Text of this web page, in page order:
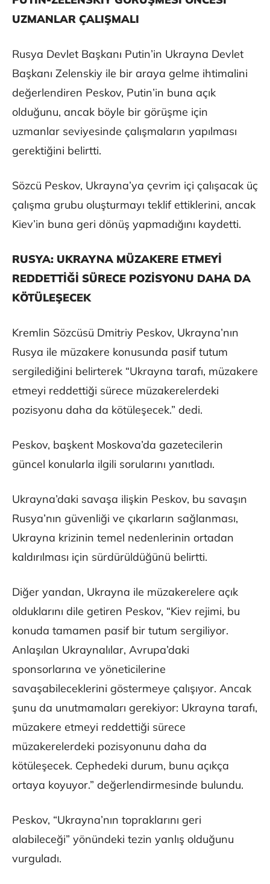
UZMANLAR ÇALIŞMALI
Rusya Devlet Başkanı Putin’in Ukrayna Devlet
Başkanı Zelenskiy ile bir araya gelme ihtimalini
değerlendiren Peskov, Putin’in buna açık
olduğunu, ancak böyle bir görüşme için
uzmanlar seviyesinde çalışmaların yapılması
gerektiğini belirtti.
Sözcü Peskov, Ukrayna’ya çevrim içi çalışacak üç
çalışma grubu oluşturmayı teklif ettiklerini, ancak
Kiev’in buna geri dönüş yapmadığını kaydetti.
RUSYA: UKRAYNA MÜZAKERE ETMEYİ
REDDETTİĞİ SÜRECE POZİSYONU DAHA DA
KÖTÜLEŞECEK
Kremlin Sözcüsü Dmitriy Peskov, Ukrayna’nın
Rusya ile müzakere konusunda pasif tutum
sergilediğini belirterek “Ukrayna tarafı, müzakere
etmeyi reddettiği sürece müzakerelerdeki
pozisyonu daha da kötüleşecek.” dedi.
Peskov, başkent Moskova’da gazetecilerin
güncel konularla ilgili sorularını yanıtladı.
Ukrayna’daki savaşa ilişkin Peskov, bu savaşın
Rusya’nın güvenliği ve çıkarların sağlanması,
Ukrayna krizinin temel nedenlerinin ortadan
kaldırılması için sürdürüldüğünü belirtti.
Diğer yandan, Ukrayna ile müzakerelere açık
olduklarını dile getiren Peskov, “Kiev rejimi, bu
konuda tamamen pasif bir tutum sergiliyor.
Anlaşılan Ukraynalılar, Avrupa’daki
sponsorlarına ve yöneticilerine
savaşabileceklerini göstermeye çalışıyor. Ancak
şunu da unutmamaları gerekiyor: Ukrayna tarafı,
müzakere etmeyi reddettiği sürece
müzakerelerdeki pozisyonunu daha da
kötüleşecek. Cephedeki durum, bunu açıkça
ortaya koyuyor.” değerlendirmesinde bulundu.
Peskov, “Ukrayna’nın topraklarını geri
alabileceği” yönündeki tezin yanlış olduğunu
vurguladı.